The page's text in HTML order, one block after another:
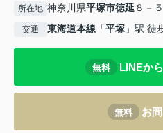
所在地 神奈川県平塚市徳延８－５
交通 東海道本線 「平塚 」駅 徒
無料 LINEか
無料 お